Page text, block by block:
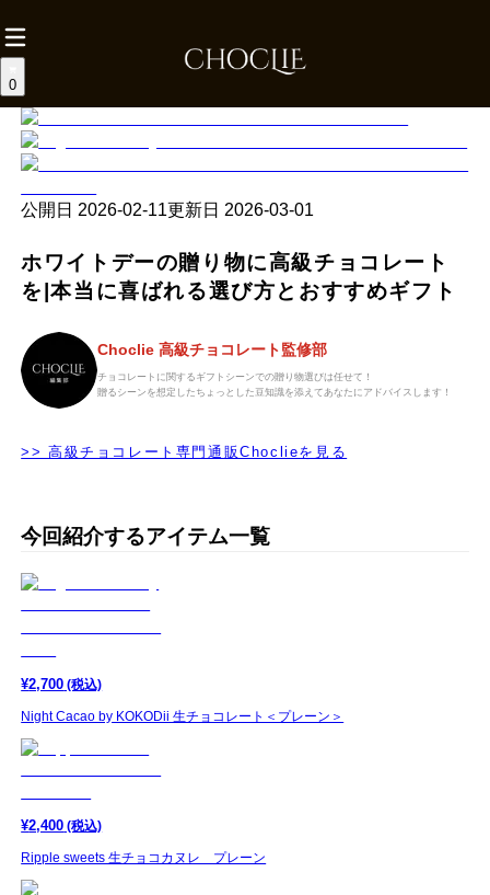
0
公開日 2026-02-11更新日 2026-03-01
ホワイトデーの贈り物に高級チョコレート
を|本当に喜ばれる選び方とおすすめギフト
Choclie 高級チョコレート監修部
チョコレートに関するギフトシーンでの贈り物選びは任せて！
贈るシーンを想定したちょっとした豆知識を添えてあなたにアドバイスします！
>> 高級チョコレート専門通販Choclieを見る
今回紹介するアイテム一覧
¥2,700 (税込)
Night Cacao by KOKODii 生チョコレート＜プレーン＞
¥2,400 (税込)
Ripple sweets 生チョコカヌレ プレーン